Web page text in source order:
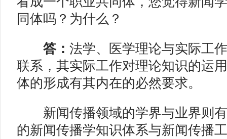
同体吗？为什么？
答： 法学、医学理论与实际工
联系，其实际工作对理论知识的运
体的形成有其内在的必然要求。
新闻传播领域的学界与业界则有
的新闻传播学知识体系与新闻传播